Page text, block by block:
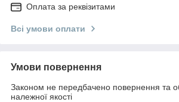
Оплата за реквізитами
Всі умови оплати
Умови повернення
Законом не передбачено повернення та
належної якості